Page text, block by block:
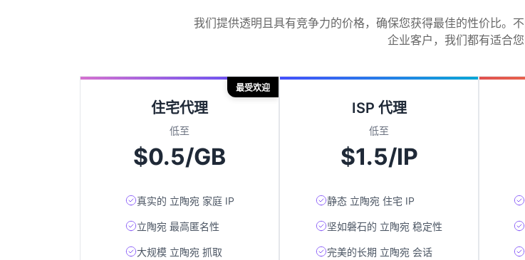
我们提供透明且具有竞争力的价格，确保您获得最佳的性价比。
企业客户，我们都有适合您
住宅代理
低至
$0.5/GB
真实的 立陶宛 家庭 IP
立陶宛 最高匿名性
大规模 立陶宛 抓取
最受欢迎
ISP 代理
低至
$1.5/IP
静态 立陶宛 住宅 IP
坚如磐石的 立陶宛 稳定性
完美的长期 立陶宛 会话